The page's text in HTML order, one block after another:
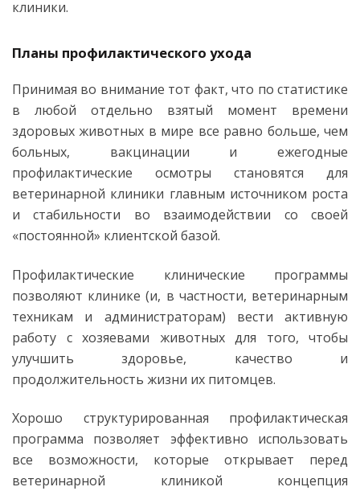
клиники.
Планы профилактического ухода
Принимая во внимание тот факт, что по статистике
в любой отдельно взятый момент времени
здоровых животных в мире все равно больше, чем
больных, вакцинации и ежегодные
профилактические осмотры становятся для
ветеринарной клиники главным источником роста
и стабильности во взаимодействии со своей
«постоянной» клиентской базой.
Профилактические клинические программы
позволяют клинике (и, в частности, ветеринарным
техникам и администраторам) вести активную
работу с хозяевами животных для того, чтобы
улучшить здоровье, качество и
продолжительность жизни их питомцев.
Хорошо структурированная профилактическая
программа позволяет эффективно использовать
все возможности, которые открывает перед
ветеринарной клиникой концепция